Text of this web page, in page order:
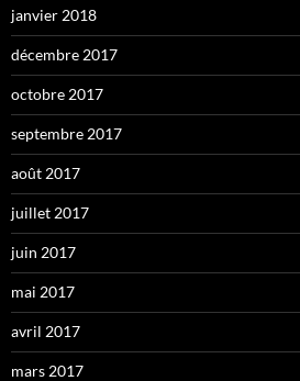
janvier 2018
décembre 2017
octobre 2017
septembre 2017
août 2017
juillet 2017
juin 2017
mai 2017
avril 2017
mars 2017